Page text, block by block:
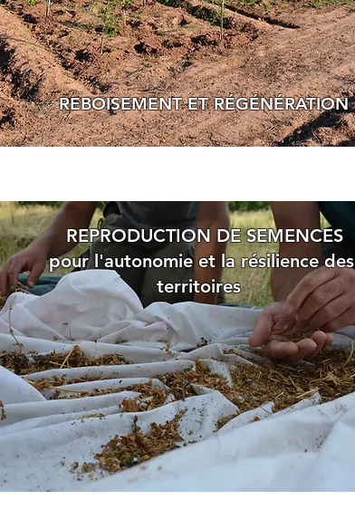
REBOISEMENT ET RÉGÉNÉRATION
REPRODUCTION DE SEMENCES
pour l'autonomie et la résilience des
territoires